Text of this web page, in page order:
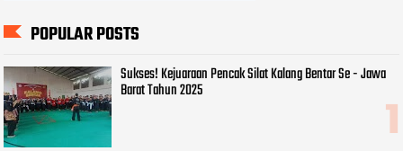
POPULAR POSTS
Sukses! Kejuaraan Pencak Silat Kalang Bentar Se - Jawa
Barat Tahun 2025